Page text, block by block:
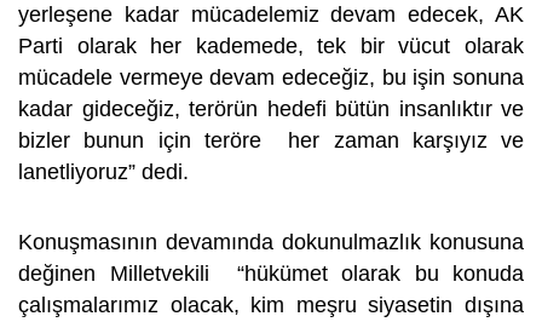
yerleşene kadar mücadelemiz devam edecek, AK
Parti olarak her kademede, tek bir vücut olarak
mücadele vermeye devam edeceğiz, bu işin sonuna
kadar gideceğiz, terörün hedefi bütün insanlıktır ve
bizler bunun için teröre her zaman karşıyız ve
lanetliyoruz” dedi.
Konuşmasının devamında dokunulmazlık konusuna
değinen Milletvekili “hükümet olarak bu konuda
çalışmalarımız olacak, kim meşru siyasetin dışına